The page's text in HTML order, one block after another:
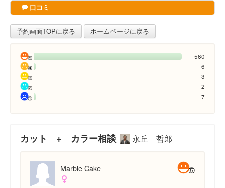
口コミ
予約画面TOPに戻る ホームページに戻る
560
6
3
2
7
カット + カラー相談 永丘 哲郎
Marble Cake